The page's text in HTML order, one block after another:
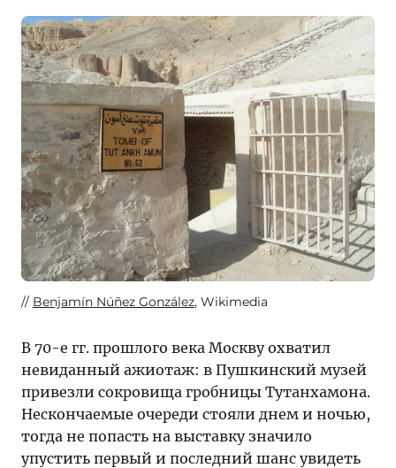
Benjamín Núñez González, Wikimedia
В 70-е гг. прошлого века Москву охватил
невиданный ажиотаж: в Пушкинский музей
привезли сокровища гробницы Тутанхамона.
Нескончаемые очереди стояли днем и ночью,
тогда не попасть на выставку значило
упустить первый и последний шанс увидеть